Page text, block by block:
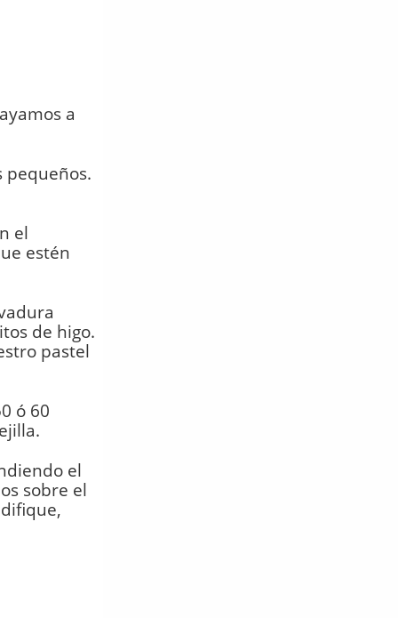
a
pequeños.
el
estén
de higo.
pastel
ó 60
el
sobre el